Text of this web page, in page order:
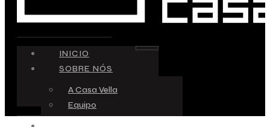
INICIO
SOBRE NÓS
A Casa Vella
Equipo